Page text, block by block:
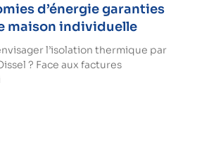
d’énergie garanties
maison individuelle
l’isolation thermique par
? Face aux factures